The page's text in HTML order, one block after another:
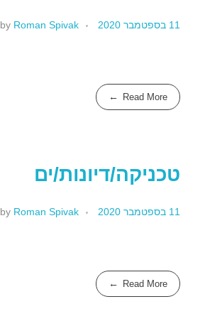
11 בספטמבר 2020 by Roman Spivak
Read More
טכניקה/דיונות/ים
11 בספטמבר 2020 by Roman Spivak
Read More